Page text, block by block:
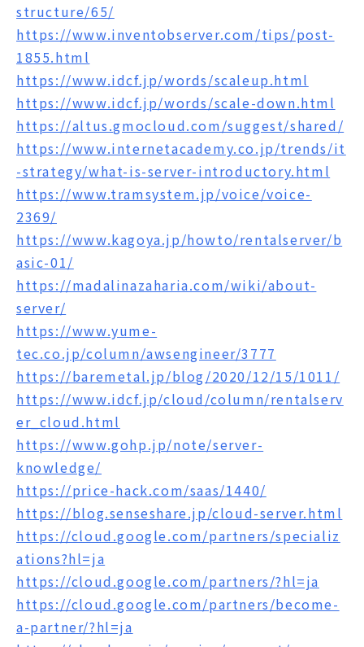
structure/65/
https://www.inventobserver.com/tips/post-
1855.html
https://www.idcf.jp/words/scaleup.html
https://www.idcf.jp/words/scale-down.html
https://altus.gmocloud.com/suggest/shared/
https://www.internetacademy.co.jp/trends/it
-strategy/what-is-server-introductory.html
https://www.tramsystem.jp/voice/voice-
2369/
https://www.kagoya.jp/howto/rentalserver/b
asic-01/
https://madalinazaharia.com/wiki/about-
server/
https://www.yume-
tec.co.jp/column/awsengineer/3777
https://baremetal.jp/blog/2020/12/15/1011/
https://www.idcf.jp/cloud/column/rentalserv
er_cloud.html
https://www.gohp.jp/note/server-
knowledge/
https://price-hack.com/saas/1440/
https://blog.senseshare.jp/cloud-server.html
https://cloud.google.com/partners/specializ
ations?hl=ja
https://cloud.google.com/partners/?hl=ja
https://cloud.google.com/partners/become-
a-partner/?hl=ja